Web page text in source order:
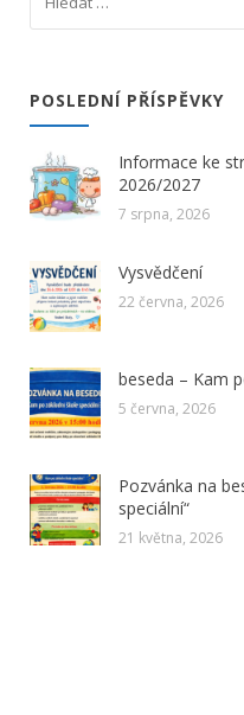
POSLEDNÍ PŘÍSPĚVKY
Informace ke
2026/2027
7 srpna, 2026
Vysvědčení
22 června, 2026
beseda – Kam
5 června, 2026
Pozvánka na
speciální“
21 května, 2026